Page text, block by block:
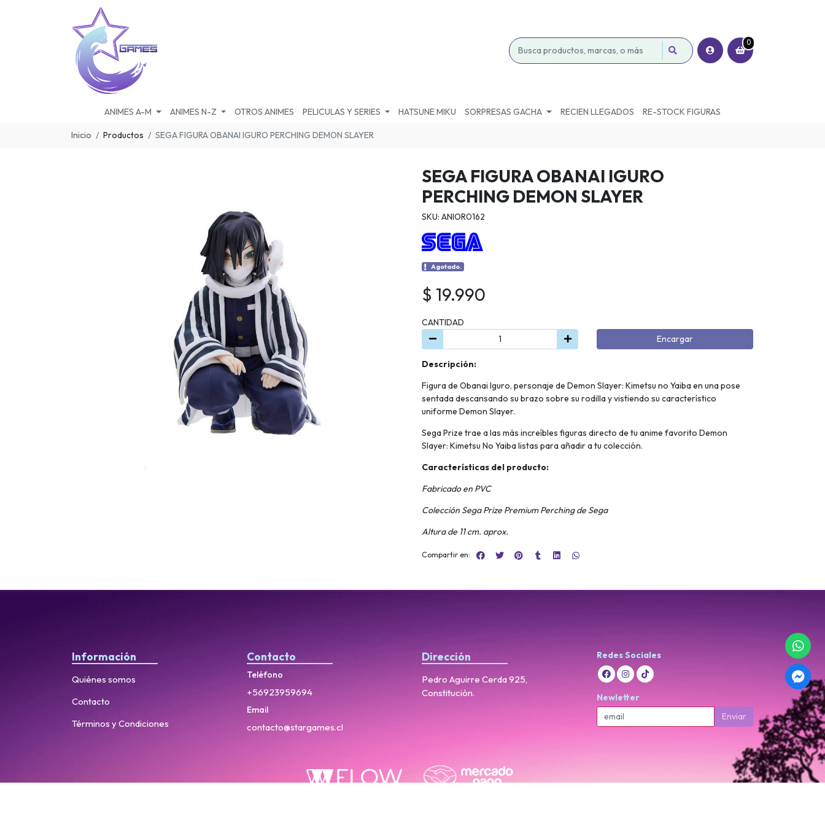
0
ANIMES A-M ANIMES N-Z OTROS ANIMES PELICULAS Y SERIES HATSUNE MIKU SORPRESAS GACHA RECIEN LLEGADOS RE-STOCK FIGURAS
Inicio Productos SEGA FIGURA OBANAI IGURO PERCHING DEMON SLAYER
SEGA FIGURA OBANAI IGURO
PERCHING DEMON SLAYER
SKU: ANIOR0162
Agotado.
$ 19.990
CANTIDAD
Encargar
Descripción:
Figura de Obanai Iguro, personaje de Demon Slayer: Kimetsu no Yaiba en una pose
sentada descansando su brazo sobre su rodilla y vistiendo su característico
uniforme Demon Slayer.
Sega Prize trae a las más increíbles figuras directo de tu anime favorito Demon
Slayer: Kimetsu No Yaiba listas para añadir a tu colección.
Características del producto:
Fabricado en PVC
Colección Sega Prize Premium Perching de Sega
Altura de 11 cm. aprox.
Compartir en:
Información
Quiénes somos
Contacto
Términos y Condiciones
Contacto
Teléfono
+56923959694
Email
contacto@stargames.cl
Dirección
Pedro Aguirre Cerda 925,
Constitución.
Redes Sociales
Newletter
Enviar